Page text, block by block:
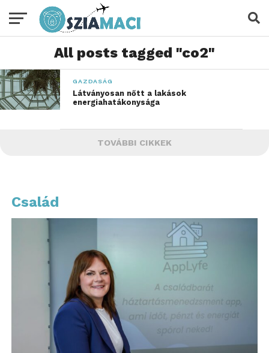
All posts tagged "co2"
GAZDASÁG
Látványosan nőtt a lakások
energiahatákonysága
TOVÁBBI CIKKEK
Család